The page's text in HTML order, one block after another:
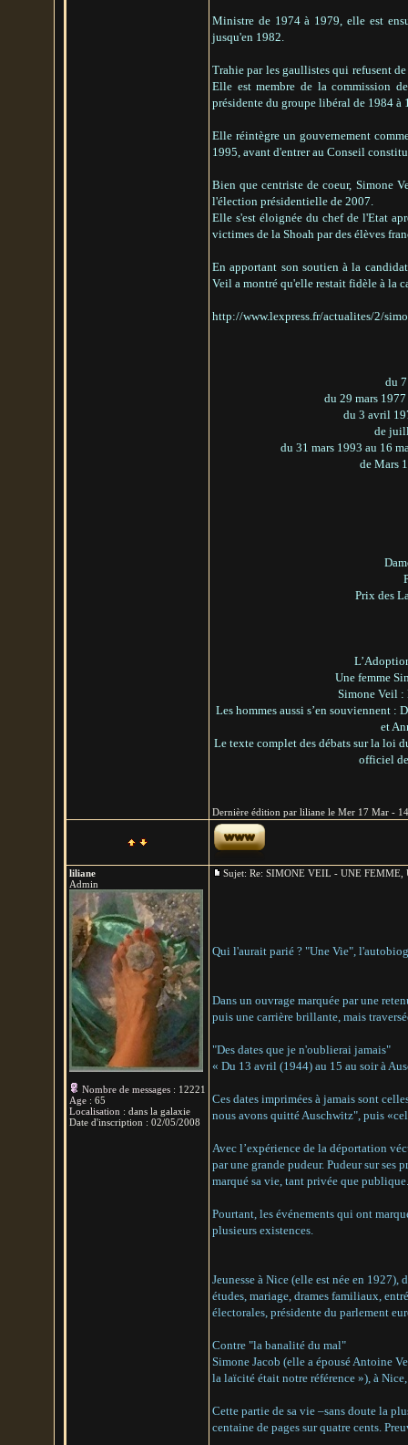
Ministre de 1974 à 1979, elle est
jusqu'en 1982.
Trahie par les gaullistes qui refusent
Elle est membre de la commission
présidente du groupe libéral de 1984 à
Elle réintègre un gouvernement
1995, avant d'entrer au Conseil
Bien que centriste de coeur, Simone
l'élection présidentielle de 2007.
Elle s'est éloignée du chef de l'Etat
victimes de la Shoah par des élèves
En apportant son soutien à la
Veil a montré qu'elle restait fidèle à la
http://www.lexpress.fr/actualites/2/
du
du 29 mars
du 3 avril
de
du 31 mars 1993 au 16
de Mars
Prix des
Une femme
Simone Veil :
Les hommes aussi s’en souviennent
et
Le texte complet des débats sur la loi
officiel
Dernière édition par liliane le Mer 17 Mar -
liliane
Admin
Nombre de messages : 12221
Age : 65
Localisation : dans la galaxie
Date d'inscription : 02/05/2008
Sujet: Re: SIMONE VEIL - UNE
Qui l'aurait parié ? "Une Vie",
Dans un ouvrage marquée par une
puis une carrière brillante, mais
"Des dates que je n'oublierai jamais"
« Du 13 avril (1944) au 15 au soir à
Ces dates imprimées à jamais sont
nous avons quitté Auschwitz", puis
Avec l’expérience de la déportation
par une grande pudeur. Pudeur sur ses
marqué sa vie, tant privée que publique.
Pourtant, les événements qui ont
plusieurs existences.
Jeunesse à Nice (elle est née en 1927),
études, mariage, drames familiaux,
électorales, présidente du parlement
Contre "la banalité du mal"
Simone Jacob (elle a épousé Antoine
la laïcité était notre référence »), à
Cette partie de sa vie –sans doute la
centaine de pages sur quatre cents.